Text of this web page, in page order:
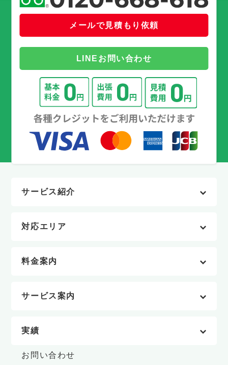
メールで見積もり依頼
LINEお問い合わせ
サービス紹介
対応エリア
料金案内
サービス案内
実績
お問い合わせ